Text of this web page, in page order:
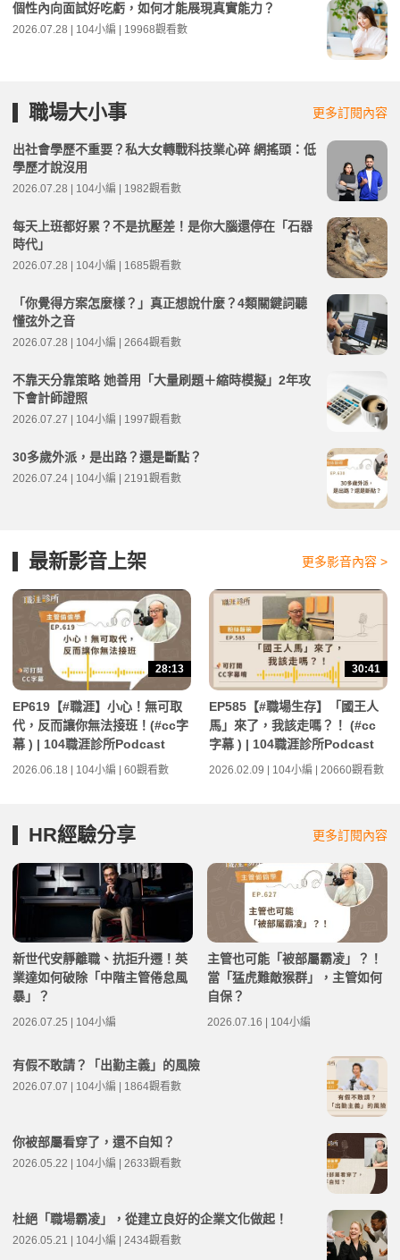
個性內向面試好吃虧，如何才能展現真實能力？
2026.07.28 | 104小編 | 19968觀看數
職場大小事 更多訂閱內容
出社會學歷不重要？私大女轉戰科技業心碎 網搖頭：低
學歷才說沒用
2026.07.28 | 104小編 | 1982觀看數
每天上班都好累？不是抗壓差！是你大腦還停在「石器
時代」
2026.07.28 | 104小編 | 1685觀看數
「你覺得方案怎麼樣？」真正想說什麼？4類關鍵詞聽
懂弦外之音
2026.07.28 | 104小編 | 2664觀看數
不靠天分靠策略 她善用「大量刷題＋縮時模擬」2年攻
下會計師證照
2026.07.27 | 104小編 | 1997觀看數
30多歲外派，是出路？還是斷點？
2026.07.24 | 104小編 | 2191觀看數
最新影音上架 更多影音內容 >
28:13
EP619【#職涯】小心！無可取
代，反而讓你無法接班！(#cc字
幕 ) | 104職涯診所Podcast
2026.06.18 | 104小編 | 60觀看數
30:41
EP585【#職場生存】「國王人
馬」來了，我該走嗎？！ (#cc
字幕 ) | 104職涯診所Podcast
2026.02.09 | 104小編 | 20660觀看數
HR經驗分享 更多訂閱內容
新世代安靜離職、抗拒升遷！英
業達如何破除「中階主管倦怠風
暴」？
2026.07.25 | 104小編
主管也可能「被部屬霸凌」？！
當「猛虎難敵猴群」，主管如何
自保？
2026.07.16 | 104小編
有假不敢請？「出勤主義」的風險
2026.07.07 | 104小編 | 1864觀看數
你被部屬看穿了，還不自知？
2026.05.22 | 104小編 | 2633觀看數
杜絕「職場霸凌」，從建立良好的企業文化做起！
2026.05.21 | 104小編 | 2434觀看數